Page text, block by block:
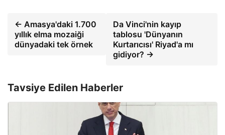
← Amasya'daki 1.700
yıllık elma mozaiği
dünyadaki tek örnek
Da Vinci'nin kayıp
tablosu 'Dünyanın
Kurtarıcısı' Riyad'a mı
gidiyor? →
Tavsiye Edilen Haberler